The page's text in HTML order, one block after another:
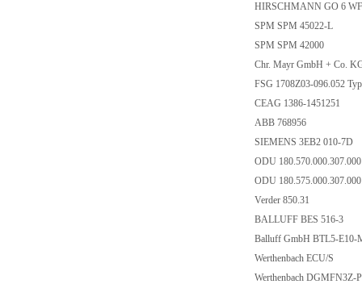
HIRSCHMANN GO 6
SPM SPM 45022-L
SPM SPM 42000
Chr. Mayr GmbH + Co.
FSG 1708Z03-096.052
CEAG 1386-1451251
ABB 768956
SIEMENS 3EB2 010-7D
ODU
ODU
Verder 850.31
BALLUFF BES 516-3
Balluff GmbH BTL5-E10-
Werthenbach ECU/S
Werthenbach DGMFN3Z-